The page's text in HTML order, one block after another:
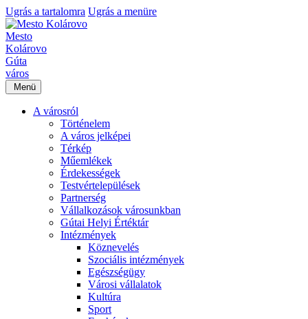
Ugrás a tartalomra Ugrás a menüre
Mesto
Kolárovo
Gúta
város
Menü
A városról
Történelem
A város jelképei
Térkép
Műemlékek
Érdekességek
Testvértelepülések
Partnerség
Vállalkozások városunkban
Gútai Helyi Értéktár
Intézmények
Köznevelés
Szociális intézmények
Egészségügy
Városi vállalatok
Kultúra
Sport